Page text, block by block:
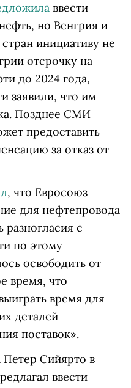
ввести
но Венгрия и
инициативу не
отсрочку на
до 2024 года,
заявили, что им
Позднее СМИ
предоставить
за отказ от
, что Евросоюз
для нефтепровода
с
по этому
освободить от
время, что
время для
деталей
поставок».
Петер Сийярто в
ввести